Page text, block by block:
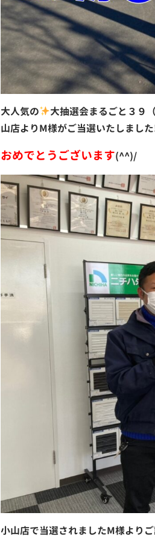
大人気の
大抽選会まるごと３９
山店よりM様がご当選いたしまし
おめでとうございます(^^)/
小山店で当選されましたM様より